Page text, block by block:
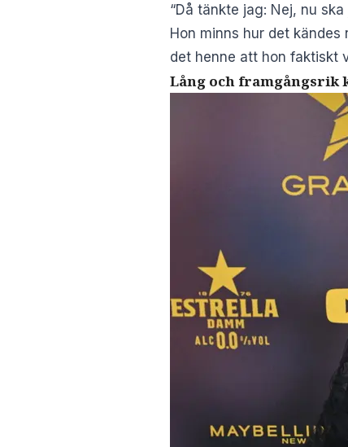
“Då tänkte jag: Nej, nu
Hon minns hur det
det henne att hon faktiskt
Lång och framgångsrik